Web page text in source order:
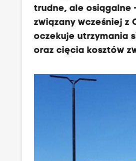
trudne, ale osiągalne
związany wcześniej z
oczekuje utrzymania
oraz cięcia kosztów